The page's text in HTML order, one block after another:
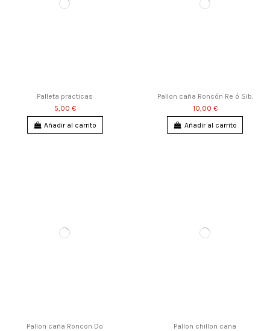
Palleta practicas
5,00 €
Añadir al carrito
Pallon caña Roncón Re ó Sib.
10,00 €
Añadir al carrito
Pallon caña Roncon Do
Pallon chillon cana